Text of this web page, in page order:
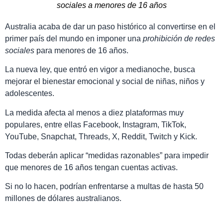
sociales a menores de 16 años
Australia acaba de dar un paso histórico al convertirse en el
primer país del mundo en imponer una prohibición de redes
sociales para menores de 16 años.
La nueva ley, que entró en vigor a medianoche, busca
mejorar el bienestar emocional y social de niñas, niños y
adolescentes.
La medida afecta al menos a diez plataformas muy
populares, entre ellas Facebook, Instagram, TikTok,
YouTube, Snapchat, Threads, X, Reddit, Twitch y Kick.
Todas deberán aplicar “medidas razonables” para impedir
que menores de 16 años tengan cuentas activas.
Si no lo hacen, podrían enfrentarse a multas de hasta 50
millones de dólares australianos.